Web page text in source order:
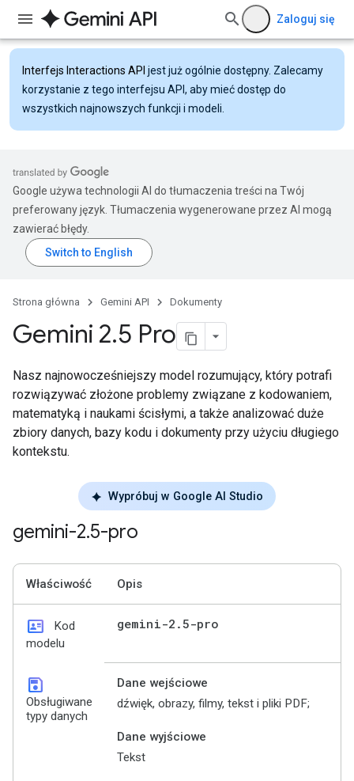
Zaloguj się
Interfejs Interactions API jest już ogólnie dostępny. Zalecamy
korzystanie z tego interfejsu API, aby mieć dostęp do
wszystkich najnowszych funkcji i modeli.
Google używa technologii AI do tłumaczenia treści na Twój
preferowany język. Tłumaczenia wygenerowane przez AI mogą
zawierać błędy.
Strona główna Gemini API Dokumenty
Gemini 2.5 Pro
Nasz najnowocześniejszy model rozumujący, który potrafi
rozwiązywać złożone problemy związane z kodowaniem,
matematyką i naukami ścisłymi, a także analizować duże
zbiory danych, bazy kodu i dokumenty przy użyciu długiego
kontekstu.
Wypróbuj w Google AI Studio
gemini-2.5-pro
Właściwość Opis
id_card
Kod
modelu
gemini-2 .5-pro
save
Obsługiwane
typy danych
Dane wejściowe
dźwięk, obrazy, filmy, tekst i pliki PDF;
Dane wyjściowe
Tekst